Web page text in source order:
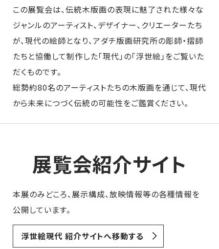
この展覧会は、伝統木版画の表現に魅了された様々な
ジャンルのアーティスト、デザイナー、クリエーターたち
が、現代の絵師となり、アダチ版画研究所の彫師・摺師
たちと協働して制作した「現代」の「浮世絵」をご覧いた
だくものです。
総勢約80名のアーティストたちの木版画を通じて、現代
から未来につづく伝統の可能性をご鑑賞ください。
展覧会紹介サイト
本展のみどころ、展示構成、放映情報等の各種情報を
公開しています。
浮世絵現代 紹介サイトへ移動する